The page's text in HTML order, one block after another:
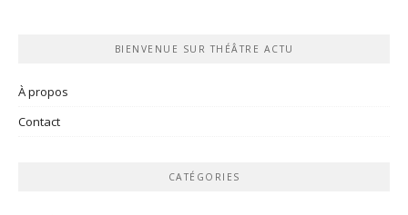
BIENVENUE SUR THÉÂTRE ACTU
À propos
Contact
CATÉGORIES